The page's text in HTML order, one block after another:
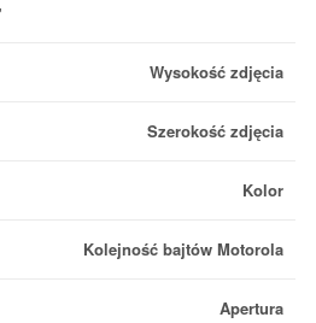
Wysokość zdjęcia
Szerokość zdjęcia
Kolor
Kolejność bajtów Motorola
Apertura